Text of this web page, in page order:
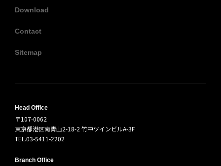
Download
Contact
Sitemap
Head Office
〒107-0062
東京都港区南青山2-18-2 竹中ツインビルA-3F
TEL.03-5411-2202
Branch Office